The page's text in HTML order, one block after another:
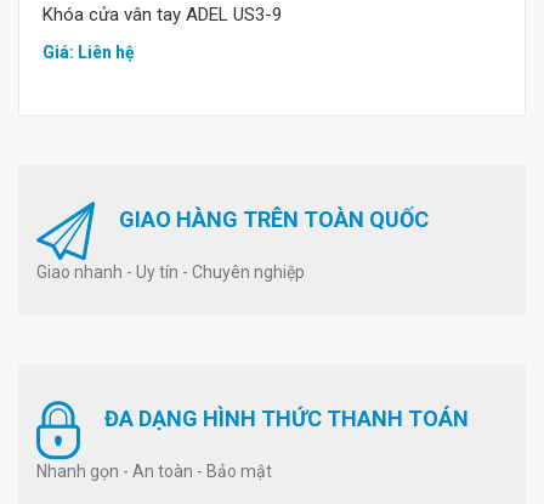
Khóa cửa vân tay ADEL US3-9
Giá: Liên hệ
GIAO HÀNG TRÊN TOÀN QUỐC
Giao nhanh - Uy tín - Chuyên nghiệp
ĐA DẠNG HÌNH THỨC THANH TOÁN
Nhanh gọn - An toàn - Bảo mật